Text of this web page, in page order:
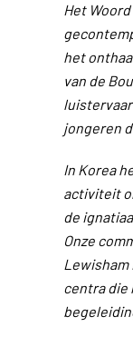
Het
het
van de
jongeren
In Korea
activiteit
de
Onze
centra die